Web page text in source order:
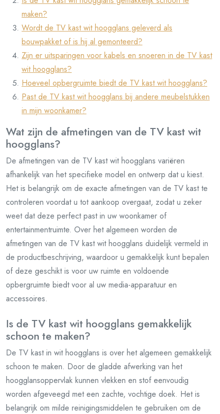
maken?
Wordt de TV kast wit hoogglans geleverd als
bouwpakket of is hij al gemonteerd?
Zijn er uitsparingen voor kabels en snoeren in de TV kast
wit hoogglans?
Hoeveel opbergruimte biedt de TV kast wit hoogglans?
Past de TV kast wit hoogglans bij andere meubelstukken
in mijn woonkamer?
Wat zijn de afmetingen van de TV kast wit
hoogglans?
De afmetingen van de TV kast wit hoogglans variëren
afhankelijk van het specifieke model en ontwerp dat u kiest.
Het is belangrijk om de exacte afmetingen van de TV kast te
controleren voordat u tot aankoop overgaat, zodat u zeker
weet dat deze perfect past in uw woonkamer of
entertainmentruimte. Over het algemeen worden de
afmetingen van de TV kast wit hoogglans duidelijk vermeld in
de productbeschrijving, waardoor u gemakkelijk kunt bepalen
of deze geschikt is voor uw ruimte en voldoende
opbergruimte biedt voor al uw media-apparatuur en
accessoires.
Is de TV kast wit hoogglans gemakkelijk
schoon te maken?
De TV kast in wit hoogglans is over het algemeen gemakkelijk
schoon te maken. Door de gladde afwerking van het
hoogglansoppervlak kunnen vlekken en stof eenvoudig
worden afgeveegd met een zachte, vochtige doek. Het is
belangrijk om milde reinigingsmiddelen te gebruiken om de